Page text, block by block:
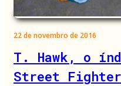
22 de novembro de 2016
T. Hawk, o
Street Fighter